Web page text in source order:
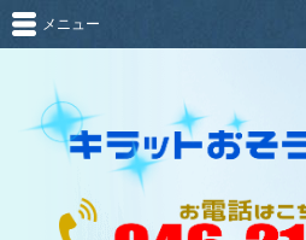
メニュー